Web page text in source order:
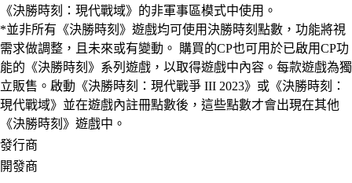
《決勝時刻：現代戰域》的非軍事區模式中使用。
*並非所有《決勝時刻》遊戲均可使用決勝時刻點數，功能將視
需求做調整，且未來或有變動。 購買的CP也可用於已啟用CP功
能的《決勝時刻》系列遊戲，以取得遊戲中內容。每款遊戲為獨
立販售。啟動《決勝時刻：現代戰爭 III 2023》或《決勝時刻：
現代戰域》並在遊戲內註冊點數後，這些點數才會出現在其他
《決勝時刻》遊戲中。
發行商
開發商